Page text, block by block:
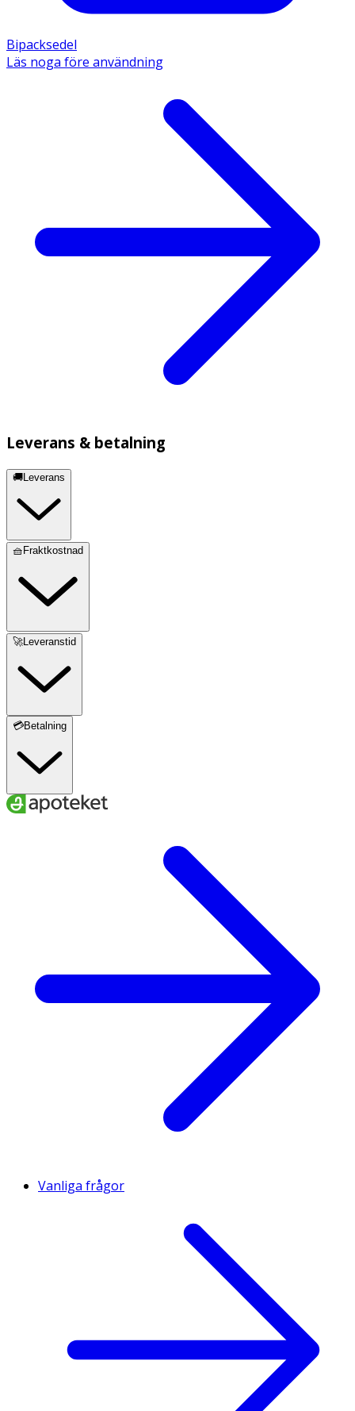
Bipacksedel
Läs noga före användning
Leverans & betalning
🚚Leverans
🧺Fraktkostnad
🚀Leveranstid
💳Betalning
Vanliga frågor